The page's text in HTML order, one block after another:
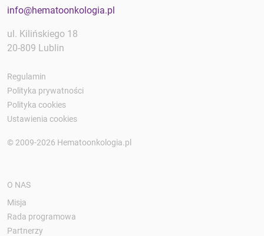
info@hematoonkologia.pl
ul. Kilińskiego 18
20-809 Lublin
Regulamin
Polityka prywatności
Polityka cookies
Ustawienia cookies
© 2009-2026 Hematoonkologia.pl
O NAS
Misja
Rada programowa
Partnerzy